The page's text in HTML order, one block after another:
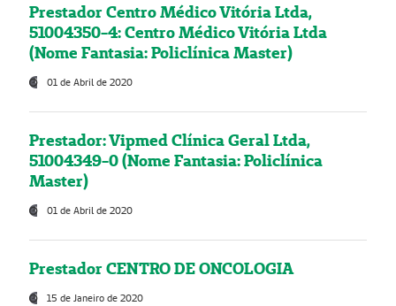
Prestador Centro Médico Vitória Ltda,
51004350-4: Centro Médico Vitória Ltda
(Nome Fantasia: Policlínica Master)
01 de Abril de 2020
Prestador: Vipmed Clínica Geral Ltda,
51004349-0 (Nome Fantasia: Policlínica
Master)
01 de Abril de 2020
Prestador CENTRO DE ONCOLOGIA
15 de Janeiro de 2020